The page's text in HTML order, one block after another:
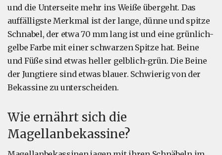
und die Unterseite mehr ins Weiße übergeht. Das
auffälligste Merkmal ist der lange, dünne und spitze
Schnabel, der etwa 70 mm lang ist und eine grünlich-
gelbe Farbe mit einer schwarzen Spitze hat. Beine
und Füße sind etwas heller gelblich-grün. Die Beine
der Jungtiere sind etwas blauer. Schwierig von der
Bekassine zu unterscheiden.
Wie ernährt sich die
Magellanbekassine?